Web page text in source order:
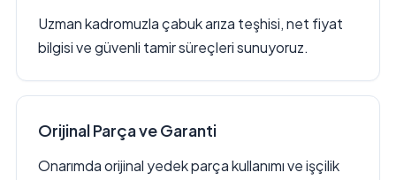
Uzman kadromuzla çabuk arıza teşhisi, net fiyat
bilgisi ve güvenli tamir süreçleri sunuyoruz.
Orijinal Parça ve Garanti
Onarımda orijinal yedek parça kullanımı ve işçilik